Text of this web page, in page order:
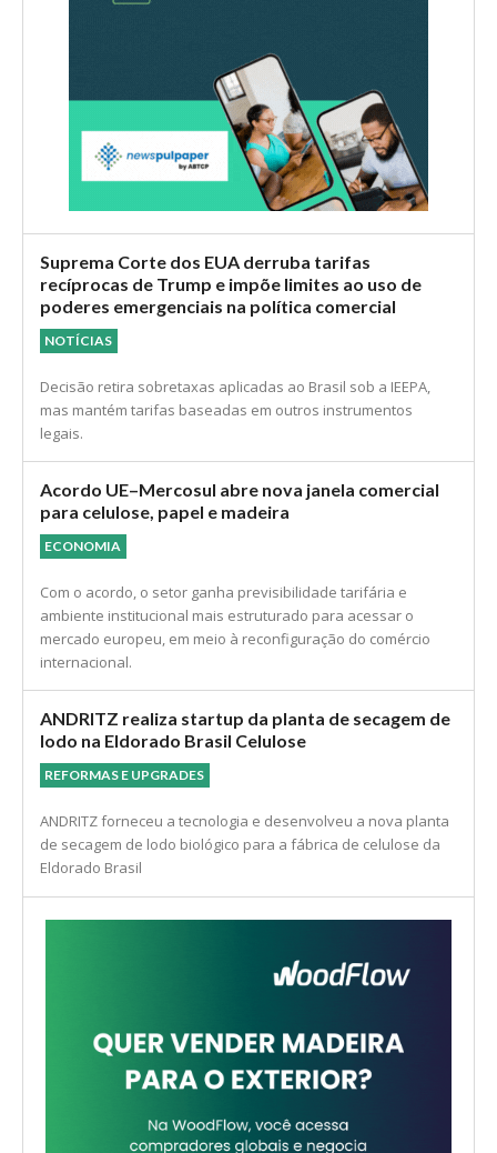
Suprema Corte dos EUA derruba tarifas
recíprocas de Trump e impõe limites ao uso de
poderes emergenciais na política comercial
NOTÍCIAS
Decisão retira sobretaxas aplicadas ao Brasil sob a IEEPA,
mas mantém tarifas baseadas em outros instrumentos
legais.
Acordo UE–Mercosul abre nova janela comercial
para celulose, papel e madeira
ECONOMIA
Com o acordo, o setor ganha previsibilidade tarifária e
ambiente institucional mais estruturado para acessar o
mercado europeu, em meio à reconfiguração do comércio
internacional.
ANDRITZ realiza startup da planta de secagem de
lodo na Eldorado Brasil Celulose
REFORMAS E UPGRADES
ANDRITZ forneceu a tecnologia e desenvolveu a nova planta
de secagem de lodo biológico para a fábrica de celulose da
Eldorado Brasil